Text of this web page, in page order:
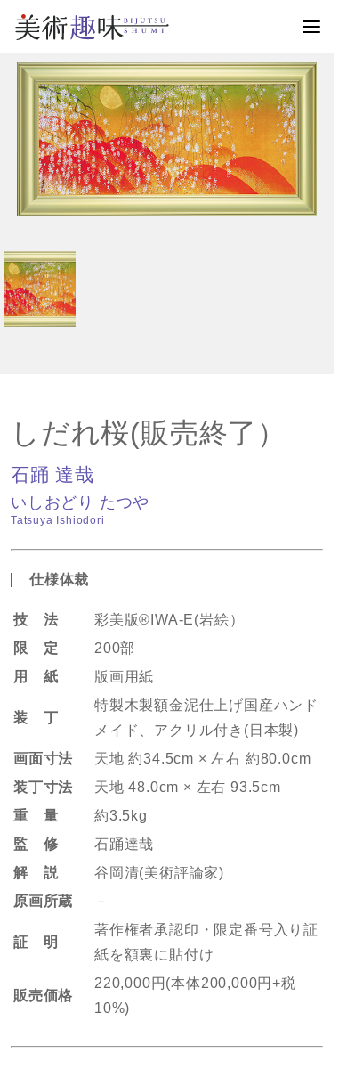
しだれ桜(販売終了）
石踊 達哉
いしおどり たつや
Tatsuya Ishiodori
仕様体裁
技 法
彩美版®IWA-E(岩絵）
限 定
200部
用 紙
版画用紙
装 丁
特製木製額金泥仕上げ国産ハンド
メイド、アクリル付き(日本製)
画面寸法
天地 約34.5cm × 左右 約80.0cm
装丁寸法
天地 48.0cm × 左右 93.5cm
重 量
約3.5kg
監 修
石踊達哉
解 説
谷岡清(美術評論家)
原画所蔵
－
証 明
著作権者承認印・限定番号入り証
紙を額裏に貼付け
販売価格
220,000円(本体200,000円+税
10%)